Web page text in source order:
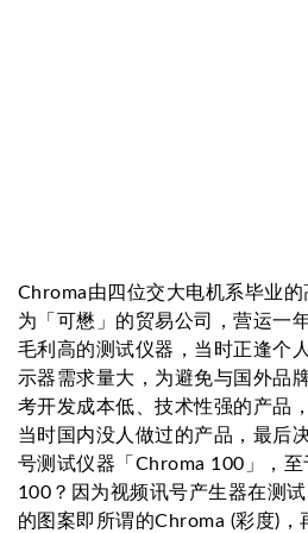
Chroma由四位交大电机系毕业
为「可懋」的贸易公司，营运一
毛利高的测试仪器，当时正逢个
示器需求量大，为避免与国外品
考开发成本低、技术性强的产品
当时国内没人做过的产品，最后
号测试仪器「Chroma 100」，
100？因为视频讯号产生器在测
的图案即所谓的Chroma (彩度)，